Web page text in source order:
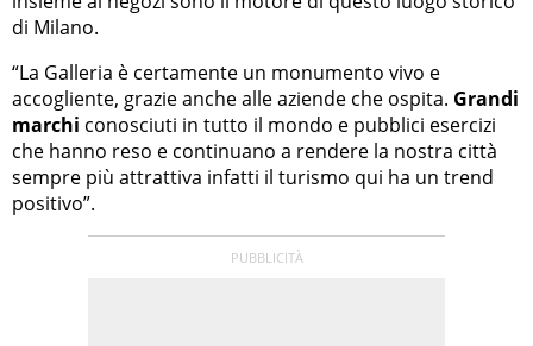
di Milano.
“La Galleria è certamente un monumento vivo e
accogliente, grazie anche alle aziende che ospita. Grandi
marchi conosciuti in tutto il mondo e pubblici esercizi
che hanno reso e continuano a rendere la nostra città
sempre più attrattiva infatti il turismo qui ha un trend
positivo”.